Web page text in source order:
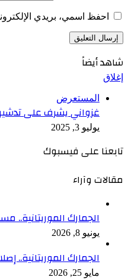
احفظ اسمي، بريدي
شاهد أيضاً
إغلاق
المستعرض
غزواني يشرف على
يوليو 3, 2025
تابعنا على فيسبوك
مقالات وآراء
الجمارك الموريتانية..
يونيو 8, 2026
الجمارك الموريتانية..
مايو 25, 2026